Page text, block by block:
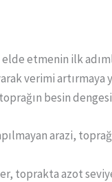
etmenin ilk
verimi
besin dengesi
arazi,
toprakta azot